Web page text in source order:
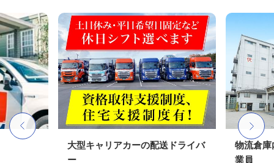
大型キャリアカーの配送ドライバ
ー
物流倉庫
業員